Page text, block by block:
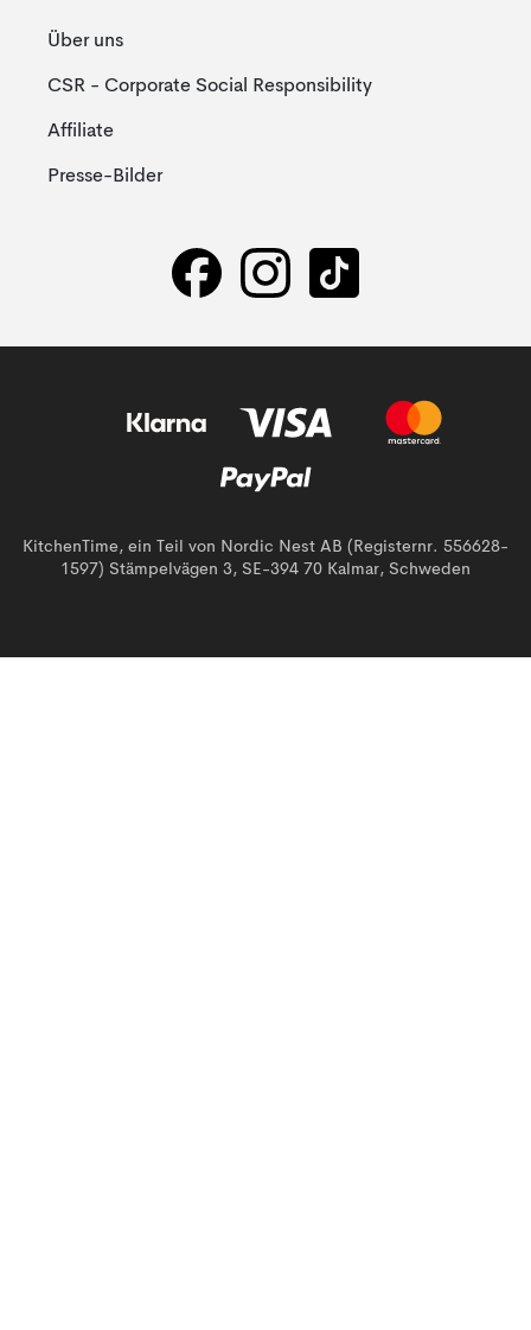
Über uns
CSR - Corporate Social Responsibility
Affiliate
Presse-Bilder
KitchenTime, ein Teil von Nordic Nest AB (Registernr. 556628-
1597) Stämpelvägen 3, SE-394 70 Kalmar, Schweden